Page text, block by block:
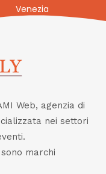
Venezia
Web, agenzia di
nei settori
marchi